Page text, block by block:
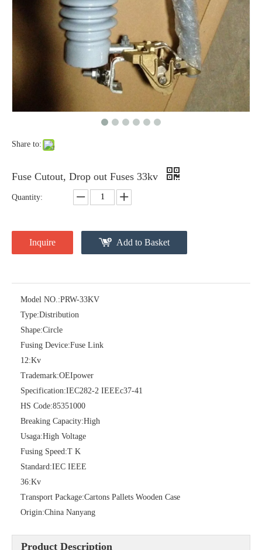
Polymer Fuse Cutout, Drop out Fuses 27 Kv 100A
Share to:
Fuse Cutout, Drop out Fuses 33kv
Quantity:
Inquire Add to Basket
Model NO.:PRW-33KV
Type:Distribution
Shape:Circle
Fusing Device:Fuse Link
12:Kv
Trademark:OEIpower
Specification:IEC282-2 IEEEc37-41
HS Code:85351000
Breaking Capacity:High
Usaga:High Voltage
Fusing Speed:T K
Standard:IEC IEEE
36:Kv
Transport Package:Cartons Pallets Wooden Case
Origin:China Nanyang
Product Description